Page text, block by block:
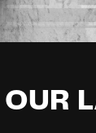
OUR